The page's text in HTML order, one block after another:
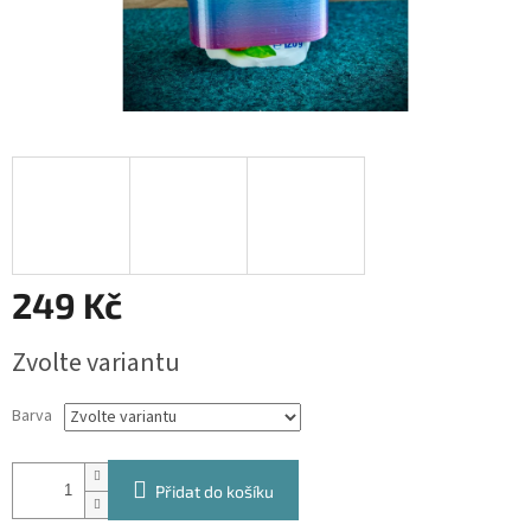
249 Kč
cena:
Zvolte variantu
Barva
Přidat do košíku